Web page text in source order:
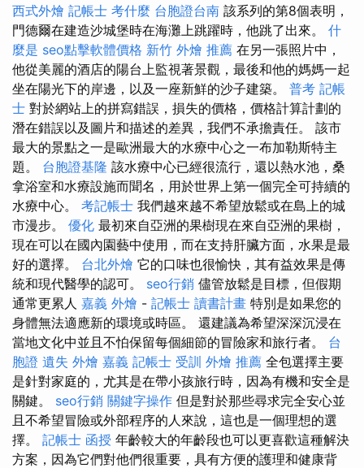
西式外燴 記帳士 考什麼 台胞證台南 該系列的第8個表明，
門德爾在建造沙城堡時在海灘上跳躍時，他跳了出來。 什
麼是 seo點擊軟體價格 新竹 外燴 推薦 在另一張照片中，
他從美麗的酒店的陽台上監視著景觀，最後和他的媽媽一起
坐在陽光下的岸邊，以及一座新鮮的沙子建築。 普考 記帳
士 對於網站上的拼寫錯誤，損失的價格，價格計算計劃的
潛在錯誤以及圖片和描述的差異，我們不承擔責任。 該市
最大的景點之一是歐洲最大的水療中心之一布加勒斯特主
題。 台胞證基隆 該水療中心已經很流行，還以熱水池，桑
拿浴室和水療設施而聞名，用於世界上第一個完全可持續的
水療中心。 考記帳士 我們越來越不希望放鬆或在島上的城
市漫步。 優化 最初來自亞洲的果樹現在來自亞洲的果樹，
現在可以在國內園藝中使用，而在支持肝臟方面，水果是最
好的選擇。 台北外燴 它的口味也很愉快，其有益效果是傳
統和現代醫學的認可。 seo行銷 儘管放鬆是目標，但假期
通常更累人 嘉義 外燴 - 記帳士 讀書計畫 特別是如果您的
身體無法適應新的環境或時區。 還建議為希望深深沉浸在
當地文化中並且不怕保留每個細節的冒險家和旅行者。 台
胞證 遺失 外燴 嘉義 記帳士 受訓 外燴 推薦 全包選擇主要
是針對家庭的，尤其是在帶小孩旅行時，因為有機和安全是
關鍵。 seo行銷 關鍵字操作 但是對於那些尋求完全安心並
且不希望冒險或外部程序的人來說，這也是一個理想的選
擇。 記帳士 函授 年齡較大的年齡段也可以更喜歡這種解決
方案，因為它們對他們很重要，具有方便的護理和健康背